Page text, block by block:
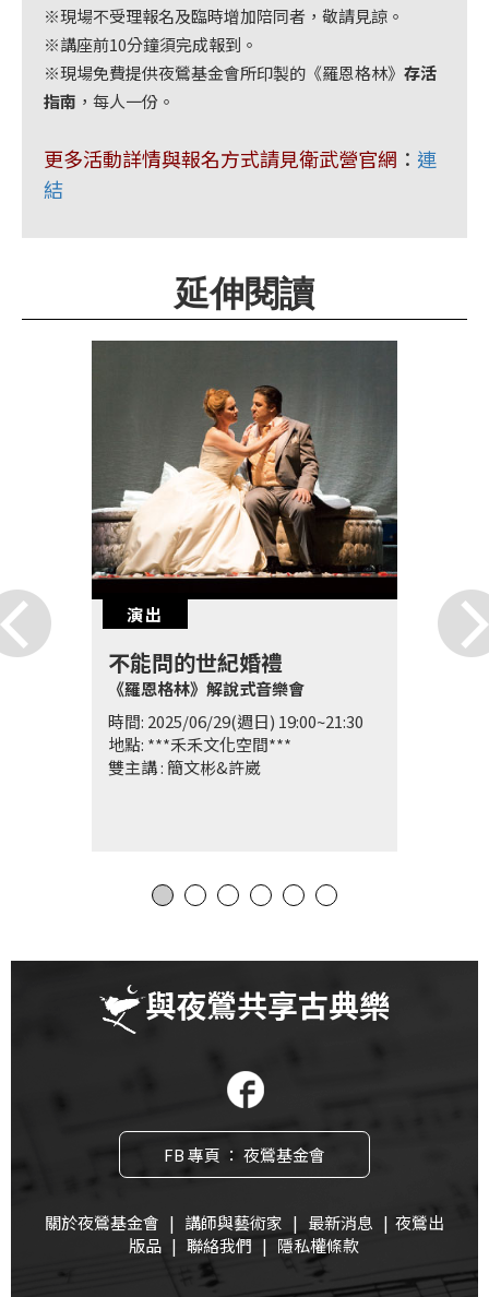
※現場不受理報名及臨時增加陪同者，敬請見諒。
※講座前10分鐘須完成報到。
※現場免費提供夜鶯基金會所印製的《羅恩格林》 存活
指南 ，每人一份。
更多活動詳情與報名方式請見衛武營官網 ： 連
結
延伸閱讀
演出
不能問的世紀婚禮
《羅恩格林》解說式音樂會
時間: 2025/06/29(週日) 19:00~21:30
地點: ***禾禾文化空間***
雙主講 : 簡文彬&許崴
與夜鶯共享古典樂
FB 專頁 ： 夜鶯基金會
關於夜鶯基金會 | 講師與藝術家 | 最新消息 | 夜鶯出
版品 | 聯絡我們 | 隱私權條款